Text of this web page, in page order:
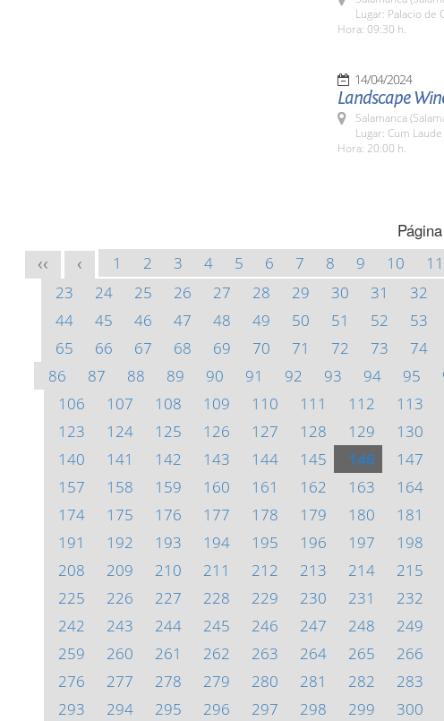
Lugar: Palacio de
Hora: 09:30 h.
14/04/2024
Landscape
Salamanca
Lugar: Cum
Hora: 20:00 h.
Página
<< < 1 2 3 4 5 6 7 8 9 10 11
23
24 25 26 27 28 29 30 31 32
44
45 46 47 48 49 50 51 52 53
65
66 67 68 69 70 71 72 73 74
86
87 88 89 90 91 92 93 94 95
106
107 108 109 110 111 112 113
123
124 125 126 127 128 129 130
140
141 142 143 144 145 146 147
157
158 159 160 161 162 163 164
174
175 176 177 178 179 180 181
191
192 193 194 195 196 197 198
208
209 210 211 212 213 214 215
225
226 227 228 229 230 231 232
242
243 244 245 246 247 248 249
259
260 261 262 263 264 265 266
276
277 278 279 280 281 282 283
293
294 295 296 297 298 299 300